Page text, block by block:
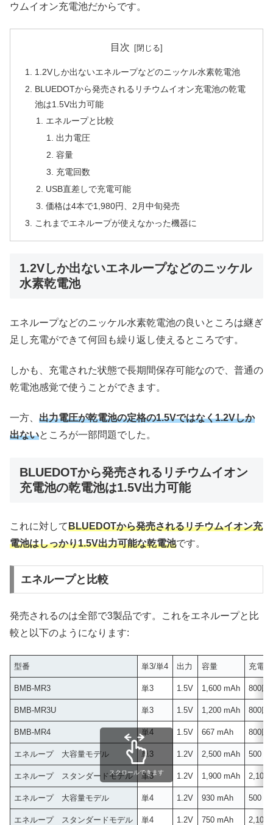
ウムイオン充電池だからです。
目次
1.2Vしか出ないエネループなどのニッケル水素乾電池
BLUEDOTから発売されるリチウムイオン充電池の乾電
池は1.5V出力可能
エネループと比較
出力電圧
容量
充電回数
USB直差しで充電可能
価格は4本で1,980円、2月中旬発売
これまでエネループが使えなかった機器に
1.2Vしか出ないエネループなどのニッケル
水素乾電池
エネループなどのニッケル水素乾電池の良いところは継ぎ
足し充電ができて何回も繰り返し使えるところです。
しかも、充電された状態で長期間保存可能なので、普通の
乾電池感覚で使うことができます。
一方、 出力電圧が乾電池の定格の1.5Vではなく1.2Vしか
出ないところが一部問題でした。
BLUEDOTから発売されるリチウムイオン
充電池の乾電池は1.5V出力可能
これに対してBLUEDOTから発売されるリチウムイオン充
電池はしっかり1.5V出力可能な乾電池です。
エネループと比較
発売されるのは全部で3製品です。これをエネループと比
較と以下のようになります:
型番 単3/単4 出力 容量 充電
BMB-MR3 単3 1.5V 1,600 mAh 800回
BMB-MR3U 単3 1.5V 1,200 mAh 800回
BMB-MR4 単4 1.5V 667 mAh 800回
エネループ 大容量モデル 単3 1.2V 2,500 mAh 500
エネループ スタンダードモデル 単3 1.2V 1,900 mAh 2,100
エネループ 大容量モデル 単4 1.2V 930 mAh 500
エネループ スタンダードモデル 単4 1.2V 750 mAh 2,100
スクロールできます